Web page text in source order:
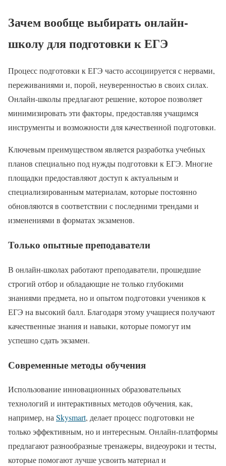
Зачем вообще выбирать онлайн-
школу для подготовки к ЕГЭ
Процесс подготовки к ЕГЭ часто ассоциируется с нервами,
переживаниями и, порой, неуверенностью в своих силах.
Онлайн-школы предлагают решение, которое позволяет
минимизировать эти факторы, предоставляя учащимся
инструменты и возможности для качественной подготовки.
Ключевым преимуществом является разработка учебных
планов специально под нужды подготовки к ЕГЭ. Многие
площадки предоставляют доступ к актуальным и
специализированным материалам, которые постоянно
обновляются в соответствии с последними трендами и
изменениями в форматах экзаменов.
Только опытные преподаватели
В онлайн-школах работают преподаватели, прошедшие
строгий отбор и обладающие не только глубокими
знаниями предмета, но и опытом подготовки учеников к
ЕГЭ на высокий балл. Благодаря этому учащиеся получают
качественные знания и навыки, которые помогут им
успешно сдать экзамен.
Современные методы обучения
Использование инновационных образовательных
технологий и интерактивных методов обучения, как,
например, наSkysmart, делает процесс подготовки не
только эффективным, но и интересным. Онлайн-платформы
предлагают разнообразные тренажеры, видеоуроки и тесты,
которые помогают лучше усвоить материал и